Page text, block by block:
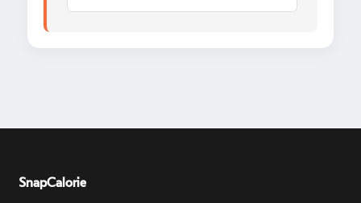
SnapCalorie